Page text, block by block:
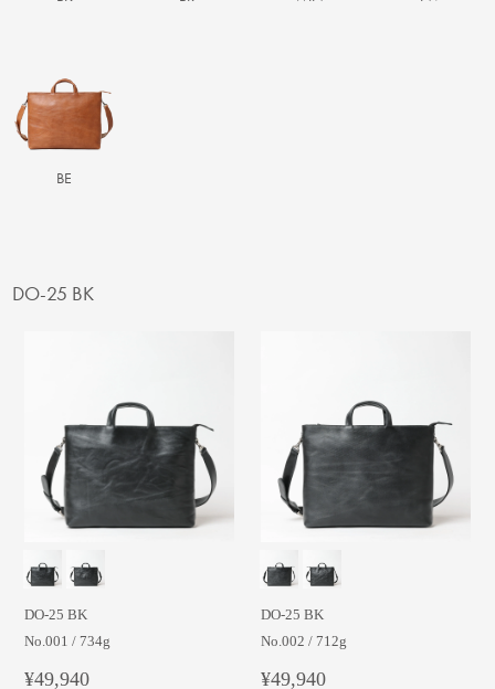
BE
DO-25 BK
DO-25 BK
No.001 / 734g
¥49,940
DO-25 BK
No.002 / 712g
¥49,940